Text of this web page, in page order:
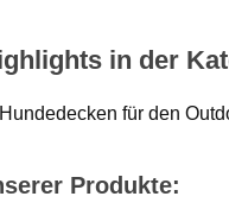
in der
für den
Produkte: